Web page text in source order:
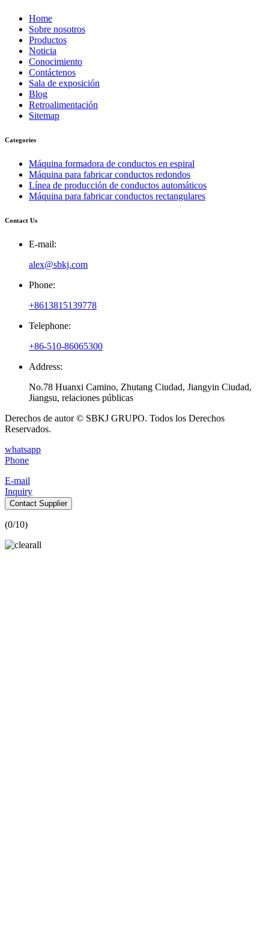
Home
Sobre nosotros
Productos
Noticia
Conocimiento
Contáctenos
Sala de exposición
Blog
Retroalimentación
Sitemap
Categories
Máquina formadora de conductos en espiral
Máquina para fabricar conductos redondos
Línea de producción de conductos automáticos
Máquina para fabricar conductos rectangulares
Contact Us
E-mail:
alex@sbkj.com
Phone:
+8613815139778
Telephone:
+86-510-86065300
Address:
No.78 Huanxi Camino, Zhutang Ciudad, Jiangyin Ciudad,
Jiangsu, relaciones públicas
Derechos de autor © SBKJ GRUPO. Todos los Derechos
Reservados.
whatsapp
Phone
E-mail
Inquiry
Contact Supplier
(0/10)